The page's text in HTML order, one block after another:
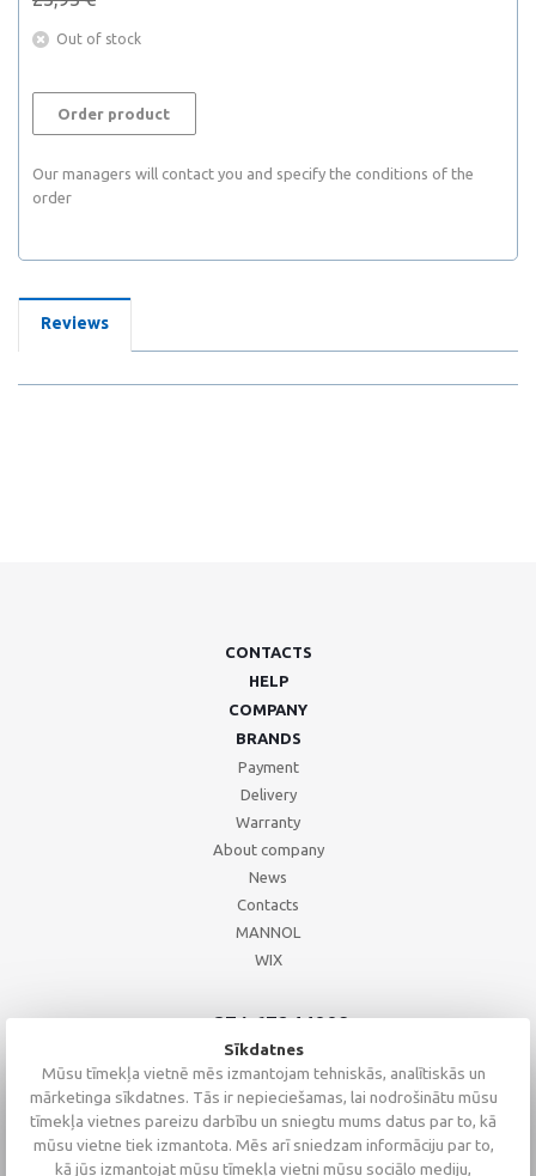
Out of stock
Order product
Our managers will contact you and specify the conditions of the
order
Reviews
CONTACTS
HELP
COMPANY
BRANDS
Payment
Delivery
Warranty
About company
News
Contacts
MANNOL
WIX
+371 67244008
+371 67271055
+371 26002793
Sīkdatnes
Mūsu tīmekļa vietnē mēs izmantojam tehniskās, analītiskās un
mārketinga sīkdatnes. Tās ir nepieciešamas, lai nodrošinātu mūsu
tīmekļa vietnes pareizu darbību un sniegtu mums datus par to, kā
mūsu vietne tiek izmantota. Mēs arī sniedzam informāciju par to,
kā jūs izmantojat mūsu tīmekļa vietni mūsu sociālo mediju,